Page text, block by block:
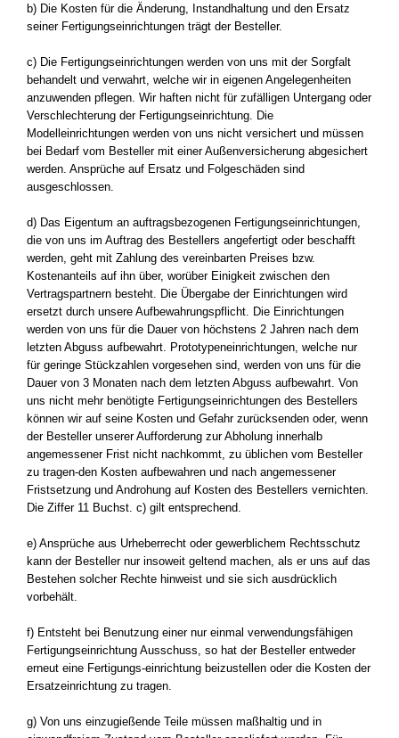
b) Die Kosten für die Änderung, Instandhaltung und den Ersatz
seiner Fertigungseinrichtungen trägt der Besteller.
c) Die Fertigungseinrichtungen werden von uns mit der Sorgfalt
behandelt und verwahrt, welche wir in eigenen Angelegenheiten
anzuwenden pflegen. Wir haften nicht für zufälligen Untergang oder
Verschlechterung der Fertigungseinrichtung. Die
Modelleinrichtungen werden von uns nicht versichert und müssen
bei Bedarf vom Besteller mit einer Außenversicherung abgesichert
werden. Ansprüche auf Ersatz und Folgeschäden sind
ausgeschlossen.
d) Das Eigentum an auftragsbezogenen Fertigungseinrichtungen,
die von uns im Auftrag des Bestellers angefertigt oder beschafft
werden, geht mit Zahlung des vereinbarten Preises bzw.
Kostenanteils auf ihn über, worüber Einigkeit zwischen den
Vertragspartnern besteht. Die Übergabe der Einrichtungen wird
ersetzt durch unsere Aufbewahrungspflicht. Die Einrichtungen
werden von uns für die Dauer von höchstens 2 Jahren nach dem
letzten Abguss aufbewahrt. Prototypeneinrichtungen, welche nur
für geringe Stückzahlen vorgesehen sind, werden von uns für die
Dauer von 3 Monaten nach dem letzten Abguss aufbewahrt. Von
uns nicht mehr benötigte Fertigungseinrichtungen des Bestellers
können wir auf seine Kosten und Gefahr zurücksenden oder, wenn
der Besteller unserer Aufforderung zur Abholung innerhalb
angemessener Frist nicht nachkommt, zu üblichen vom Besteller
zu tragen-den Kosten aufbewahren und nach angemessener
Fristsetzung und Androhung auf Kosten des Bestellers vernichten.
Die Ziffer 11 Buchst. c) gilt entsprechend.
e) Ansprüche aus Urheberrecht oder gewerblichem Rechtsschutz
kann der Besteller nur insoweit geltend machen, als er uns auf das
Bestehen solcher Rechte hinweist und sie sich ausdrücklich
vorbehält.
f) Entsteht bei Benutzung einer nur einmal verwendungsfähigen
Fertigungseinrichtung Ausschuss, so hat der Besteller entweder
erneut eine Fertigungs-einrichtung beizustellen oder die Kosten der
Ersatzeinrichtung zu tragen.
g) Von uns einzugießende Teile müssen maßhaltig und in